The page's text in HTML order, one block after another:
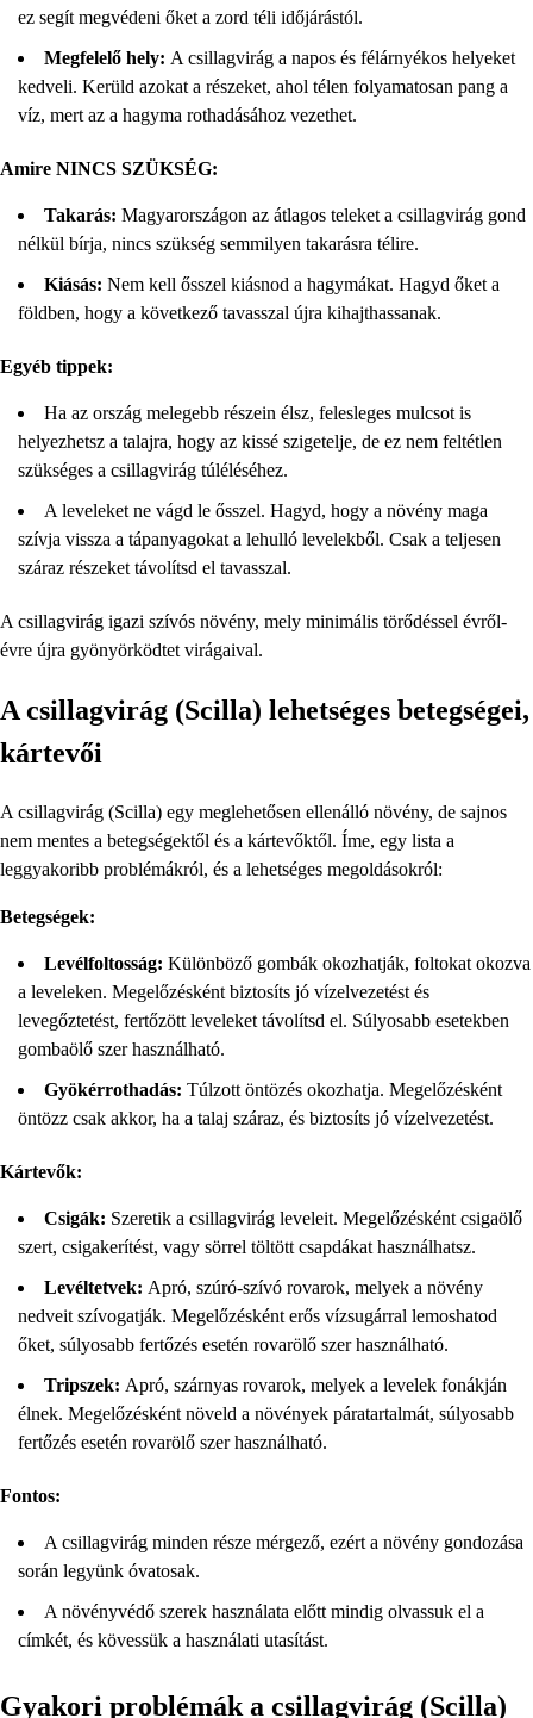
ez segít megvédeni őket a zord téli időjárástól.
Megfelelő hely: A csillagvirág a napos és félárnyékos helyeket
kedveli. Kerüld azokat a részeket, ahol télen folyamatosan pang a
víz, mert az a hagyma rothadásához vezethet.
Amire NINCS SZÜKSÉG:
Takarás: Magyarországon az átlagos teleket a csillagvirág gond
nélkül bírja, nincs szükség semmilyen takarásra télire.
Kiásás: Nem kell ősszel kiásnod a hagymákat. Hagyd őket a
földben, hogy a következő tavasszal újra kihajthassanak.
Egyéb tippek:
Ha az ország melegebb részein élsz, felesleges mulcsot is
helyezhetsz a talajra, hogy az kissé szigetelje, de ez nem feltétlen
szükséges a csillagvirág túléléséhez.
A leveleket ne vágd le ősszel. Hagyd, hogy a növény maga
szívja vissza a tápanyagokat a lehulló levelekből. Csak a teljesen
száraz részeket távolítsd el tavasszal.
A csillagvirág igazi szívós növény, mely minimális törődéssel évről-
évre újra gyönyörködtet virágaival.
A csillagvirág (Scilla) lehetséges betegségei,
kártevői
A csillagvirág (Scilla) egy meglehetősen ellenálló növény, de sajnos
nem mentes a betegségektől és a kártevőktől. Íme, egy lista a
leggyakoribb problémákról, és a lehetséges megoldásokról:
Betegségek:
Levélfoltosság: Különböző gombák okozhatják, foltokat okozva
a leveleken. Megelőzésként biztosíts jó vízelvezetést és
levegőztetést, fertőzött leveleket távolítsd el. Súlyosabb esetekben
gombaölő szer használható.
Gyökérrothadás: Túlzott öntözés okozhatja. Megelőzésként
öntözz csak akkor, ha a talaj száraz, és biztosíts jó vízelvezetést.
Kártevők:
Csigák: Szeretik a csillagvirág leveleit. Megelőzésként csigaölő
szert, csigakerítést, vagy sörrel töltött csapdákat használhatsz.
Levéltetvek: Apró, szúró-szívó rovarok, melyek a növény
nedveit szívogatják. Megelőzésként erős vízsugárral lemoshatod
őket, súlyosabb fertőzés esetén rovarölő szer használható.
Tripszek: Apró, szárnyas rovarok, melyek a levelek fonákján
élnek. Megelőzésként növeld a növények páratartalmát, súlyosabb
fertőzés esetén rovarölő szer használható.
Fontos:
A csillagvirág minden része mérgező, ezért a növény gondozása
során legyünk óvatosak.
A növényvédő szerek használata előtt mindig olvassuk el a
címkét, és kövessük a használati utasítást.
Gyakori problémák a csillagvirág (Scilla)